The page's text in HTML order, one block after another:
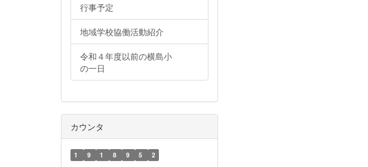
行事予定
地域学校協働活動紹介
令和４年度以前の横島小
の一日
カウンタ
1 9 1 8 9 5 2